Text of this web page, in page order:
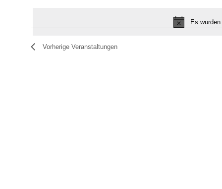
Es
ofVorherige Veranstaltungen